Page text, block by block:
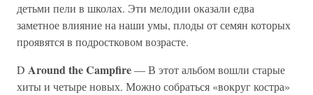
детьми пели в школах. Эти мелодии оказали едва
заметное влияние на наши умы, плоды от семян которых
проявятся в подростковом возрасте.
D Around the Campfire— В этот альбом вошли старые
хиты и четыре новых. Можно собраться «вокруг костра»